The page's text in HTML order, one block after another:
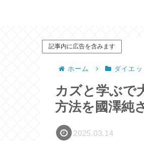
記事内に広告を含みます
ホーム ダイエ
カズと学ぶで
方法を國澤純
2025.03.14